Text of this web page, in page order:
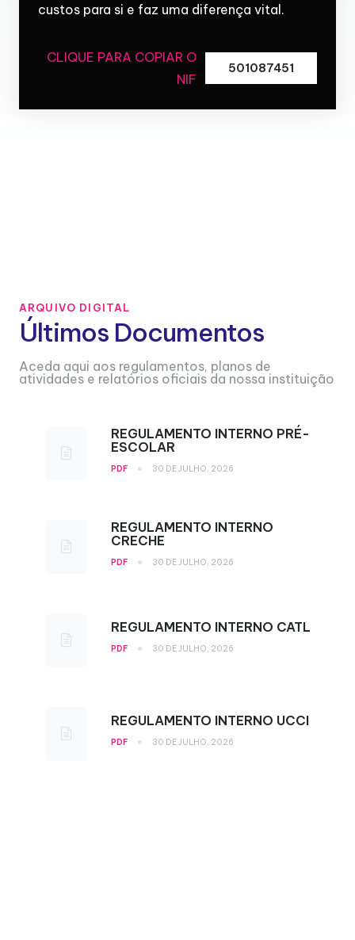
custos para si e faz uma diferença vital.
CLIQUE PARA COPIAR O
NIF
501087451
ARQUIVO DIGITAL
Últimos Documentos
Aceda aqui aos regulamentos, planos de
atividades e relatórios oficiais da nossa instituição
REGULAMENTO INTERNO PRÉ-
ESCOLAR
PDF • 30 DE JULHO, 2026
REGULAMENTO INTERNO
CRECHE
PDF • 30 DE JULHO, 2026
REGULAMENTO INTERNO CATL
PDF • 30 DE JULHO, 2026
REGULAMENTO INTERNO UCCI
PDF • 30 DE JULHO, 2026